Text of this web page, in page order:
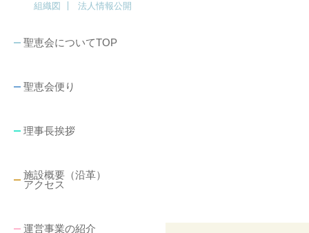
組織図 法人情報公開
聖恵会についてTOP
聖恵会便り
理事長挨拶
施設概要（沿革）
アクセス
運営事業の紹介